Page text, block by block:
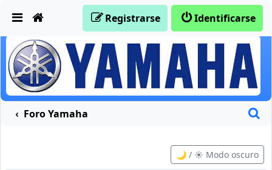
Identificarse
Registrarse
Foro Yamaha
🌙 / ☀️ Modo oscuro